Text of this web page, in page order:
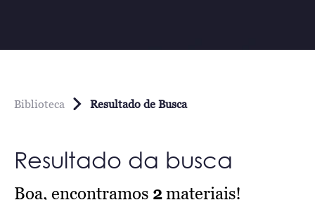
Biblioteca Resultado de Busca
Resultado da busca
Boa, encontramos 2materiais!